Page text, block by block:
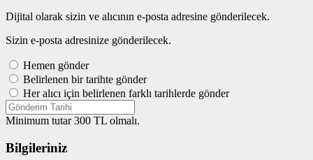
Dijital olarak sizin ve alıcının e-posta adresine gönderilecek.
Sizin e-posta adresinize gönderilecek.
Hemen gönder
Belirlenen bir tarihte gönder
Her alıcı için belirlenen farklı tarihlerde gönder
Minimum tutar 300 TL olmalı.
Bilgileriniz